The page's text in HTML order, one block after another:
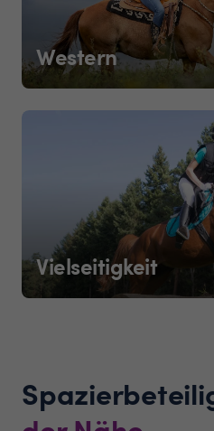
Western
Vielseitigkeit